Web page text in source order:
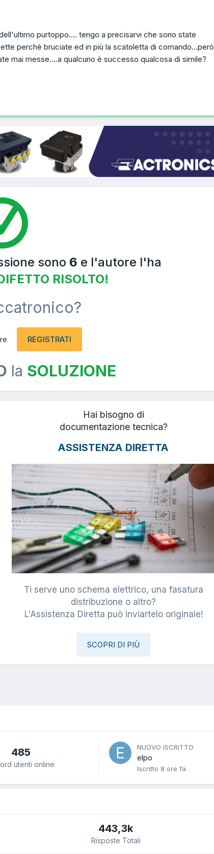
purtoppo.... tengo a precisarvi che sono state
perchè bruciate ed in più la scatoletta di comando...però
mai messe....a qualcuno è successo qualcosa di simile?
sono 6 e l'autore l'ha
RISOLTO!
REGISTRATI
la SOLUZIONE
Hai bisogno di
documentazione tecnica?
ASSISTENZA DIRETTA
Ti serve uno schema elettrico, una fasatura
distribuzione o altro?
L'Assistenza Diretta può inviartelo originale!
SCOPRI DI PIÙ
485
utenti online
NUOVO ISCRITTO
elpo
Iscritto 8 ore fa
443,3k
Risposte Totali